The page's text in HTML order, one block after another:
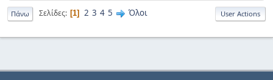
Πάνω Σελίδες 1 2 3 4 5 Όλοι User Actions